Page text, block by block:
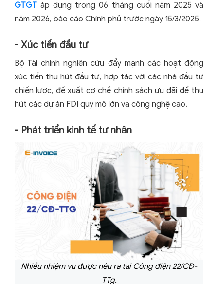
GTGT áp dụng trong 06 tháng cuối năm 2025 và
năm 2026, báo cáo Chính phủ trước ngày 15/3/2025.
- Xúc tiến đầu tư
Bộ Tài chính nghiên cứu đẩy mạnh các hoạt động
xúc tiến thu hút đầu tư, hợp tác với các nhà đầu tư
chiến lược, đề xuất cơ chế chính sách ưu đãi để thu
hút các dự án FDI quy mô lớn và công nghệ cao.
- Phát triển kinh tế tư nhân
Nhiều nhiệm vụ được nêu ra tại Công điện 22/CĐ-
TTg.